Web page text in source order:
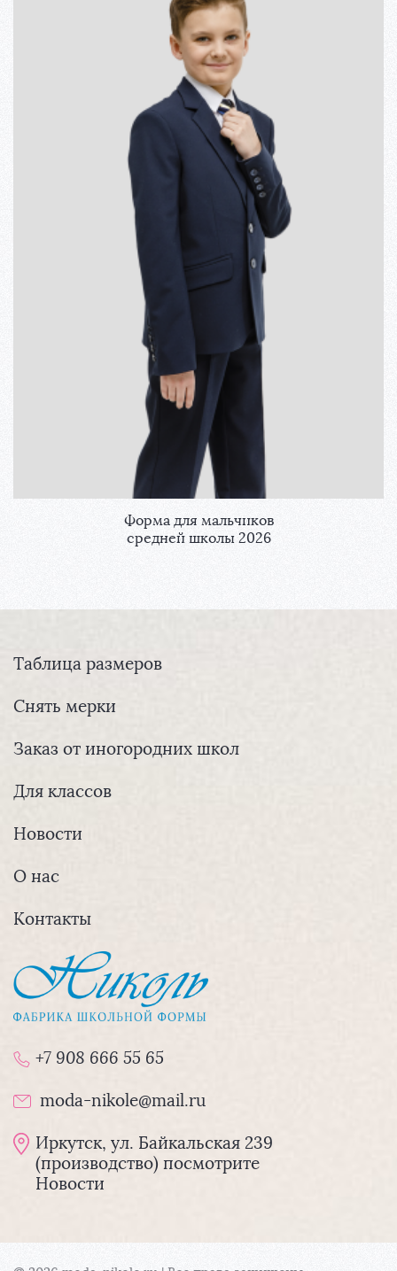
Форма для мальчиков
средней школы 2026
Таблица размеров
Снять мерки
Заказ от иногородних школ
Для классов
Новости
О нас
Контакты
+7 908 666 55 65
moda-nikole@mail.ru
Иркутск, ул. Байкальская 239
(производство) посмотрите
Новости